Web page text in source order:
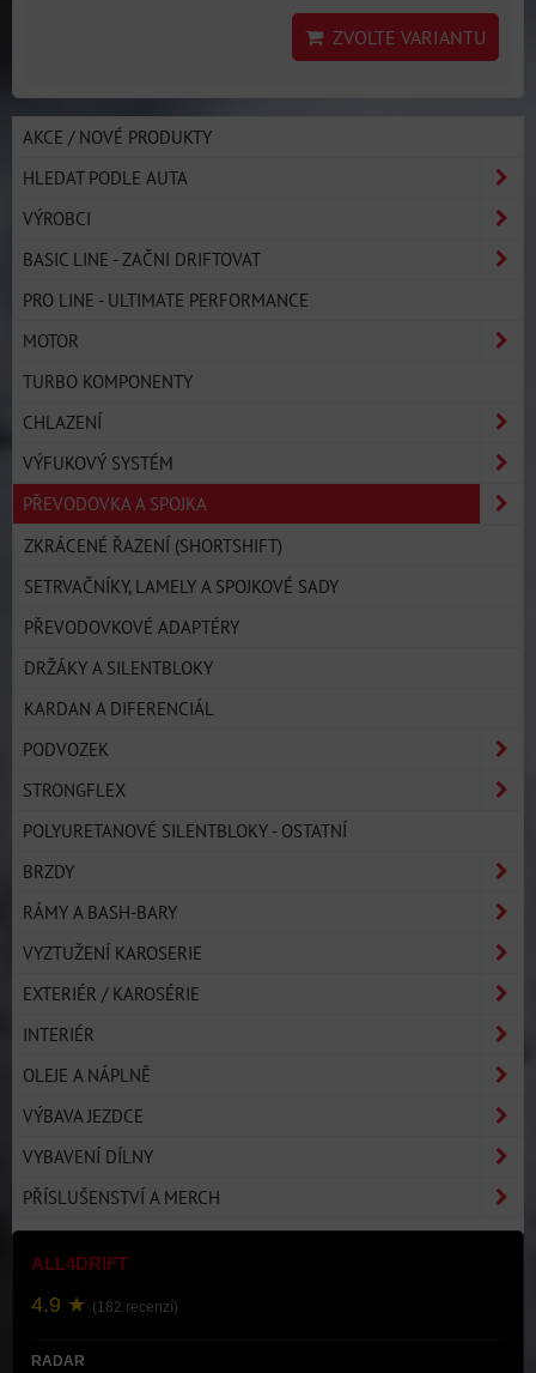
ZVOLTE VARIANTU
AKCE / NOVÉ PRODUKTY
HLEDAT PODLE AUTA
VÝROBCI
BASIC LINE - ZAČNI DRIFTOVAT
PRO LINE - ULTIMATE PERFORMANCE
MOTOR
TURBO KOMPONENTY
CHLAZENÍ
VÝFUKOVÝ SYSTÉM
PŘEVODOVKA A SPOJKA
ZKRÁCENÉ ŘAZENÍ (SHORTSHIFT)
SETRVAČNÍKY, LAMELY A SPOJKOVÉ SADY
PŘEVODOVKOVÉ ADAPTÉRY
DRŽÁKY A SILENTBLOKY
KARDAN A DIFERENCIÁL
PODVOZEK
STRONGFLEX
POLYURETANOVÉ SILENTBLOKY - OSTATNÍ
BRZDY
RÁMY A BASH-BARY
VYZTUŽENÍ KAROSERIE
EXTERIÉR / KAROSÉRIE
INTERIÉR
OLEJE A NÁPLNĚ
VÝBAVA JEZDCE
VYBAVENÍ DÍLNY
PŘÍSLUŠENSTVÍ A MERCH
ALL4DRIFT
4.9 ★ (182 recenzí)
RADAR